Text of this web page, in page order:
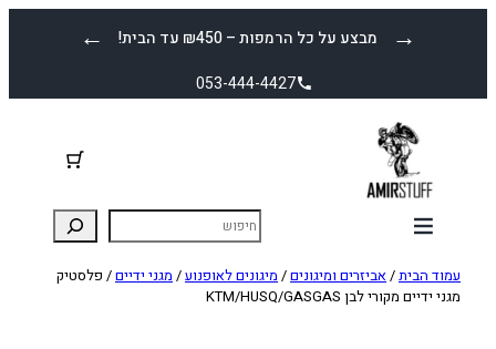
← מבצע על כל הרמפות – ₪450 עד הבית! →
053-444-4427
עמוד הבית/אביזרים ומיגונים/ מיגונים לאופנוע/ מגני ידיים/ פלסטיק
מגני ידיים מקורי לבן KTM/HUSQ/GASGAS